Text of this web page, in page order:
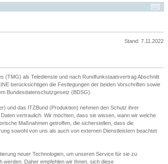
Stand: 7.11.2022
(TMG) als Teledienste und nach Rundfunkstaatsvertrag Abschnitt
berücksichtigen die Festlegungen der beiden Vorschriften sowie
Bundesdatenschutzgesetz (BDSG).
und das ITZBund (Produktion) nehmen den Schutz ihrer
vertraulich. Wir möchten, dass sie wissen, wann wir welche
Maßnahmen getroffen, die sicherstellen, dass die
sowohl von uns als auch von externen Dienstleistern beachtet
neuer Technologien, um unseren Service für sie zu
Daher empfehlen wir Ihnen, sich diese